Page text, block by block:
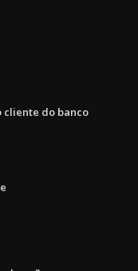
cliente do banco